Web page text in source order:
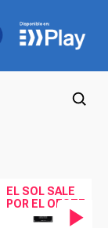
EL SOL SALE
POR EL OESTE